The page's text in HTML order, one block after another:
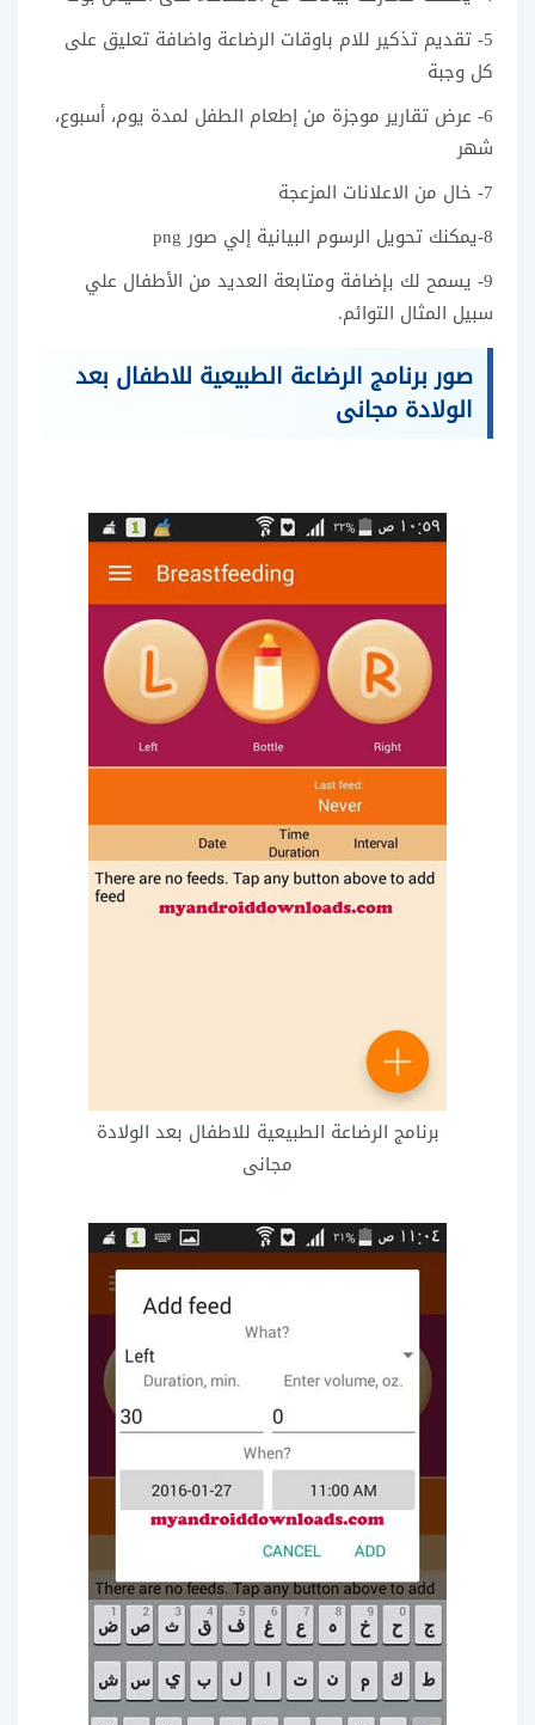
5- تقديم تذكير للام باوقات الرضاعة واضافة تعليق على
كل وجبة
6- عرض تقارير موجزة من إطعام الطفل لمدة يوم، أسبوع،
شهر
7- خال من الاعلانات المزعجة
8-يمكنك تحويل الرسوم البيانية إلي صور png
9- يسمح لك بإضافة ومتابعة العديد من الأطفال علي
سبيل المثال التوائم.
صور برنامج الرضاعة الطبيعية للاطفال بعد
الولادة مجانى
برنامج الرضاعة الطبيعية للاطفال بعد الولادة
مجانى